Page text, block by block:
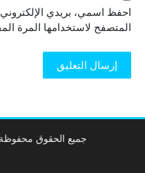
احفظ اسمي، بريدي
المتصفح لاستخدامها المرة
جميع الحقوق محفوظة